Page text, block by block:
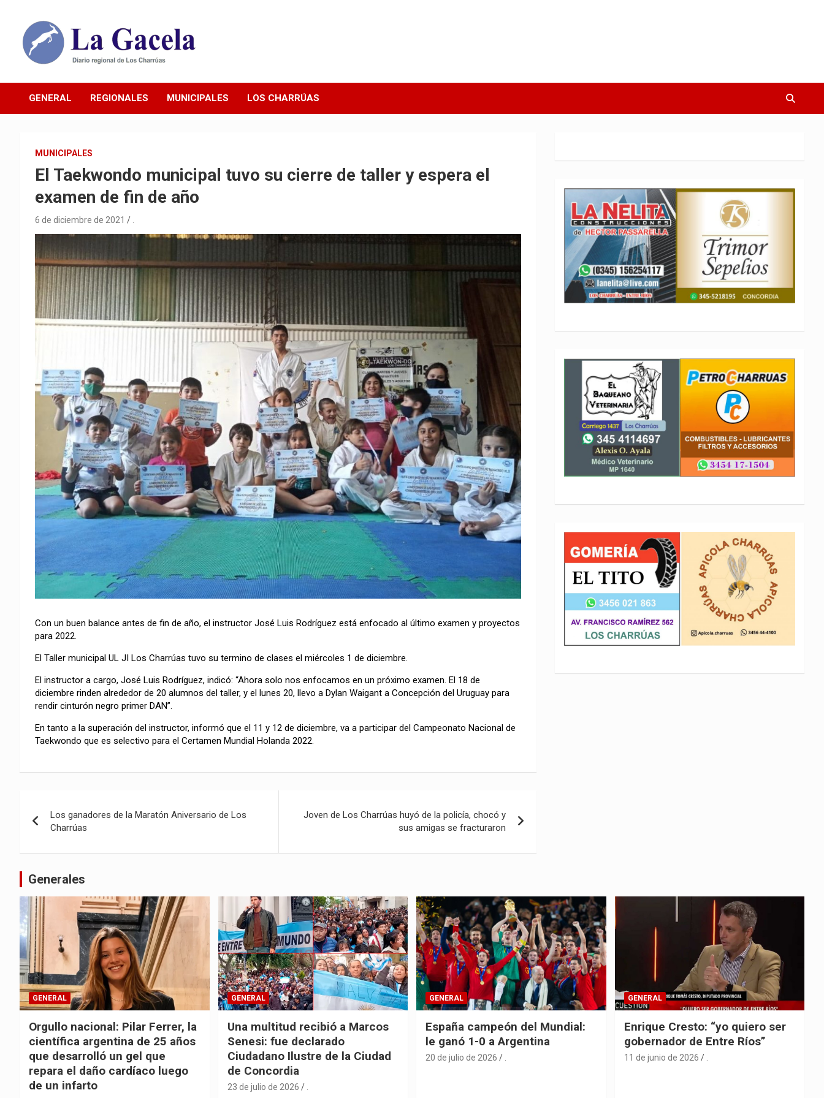
contenido
Diario La Gacela
GENERAL REGIONALES MUNICIPALES LOS CHARRÚAS
MUNICIPALES
El Taekwondo municipal tuvo su cierre de taller y espera el
examen de fin de año
6 de diciembre de 2021
Con un buen balance antes de fin de año, el instructor José Luis Rodríguez está enfocado al último examen y proyectos
para 2022.
El Taller municipal UL JI Los Charrúas tuvo su termino de clases el miércoles 1 de diciembre.
El instructor a cargo, José Luis Rodríguez, indicó: “Ahora solo nos enfocamos en un próximo examen. El 18 de
diciembre rinden alrededor de 20 alumnos del taller, y el lunes 20, llevo a Dylan Waigant a Concepción del Uruguay para
rendir cinturón negro primer DAN”.
En tanto a la superación del instructor, informó que el 11 y 12 de diciembre, va a participar del Campeonato Nacional de
Taekwondo que es selectivo para el Certamen Mundial Holanda 2022.
de
entradas
Los ganadores de la Maratón Aniversario de Los
Charrúas
Joven de Los Charrúas huyó de la policía, chocó y
sus amigas se fracturaron
Generales
GENERAL
Orgullo nacional: Pilar Ferrer, la
científica argentina de 25 años
que desarrolló un gel que
repara el daño cardíaco luego
de un infarto
GENERAL
Una multitud recibió a Marcos
Senesi: fue declarado
Ciudadano Ilustre de la Ciudad
de Concordia
23 de julio de 2026
GENERAL
España campeón del Mundial:
le ganó 1-0 a Argentina
20 de julio de 2026
GENERAL
Enrique Cresto: “yo quiero ser
gobernador de Entre Ríos”
11 de junio de 2026